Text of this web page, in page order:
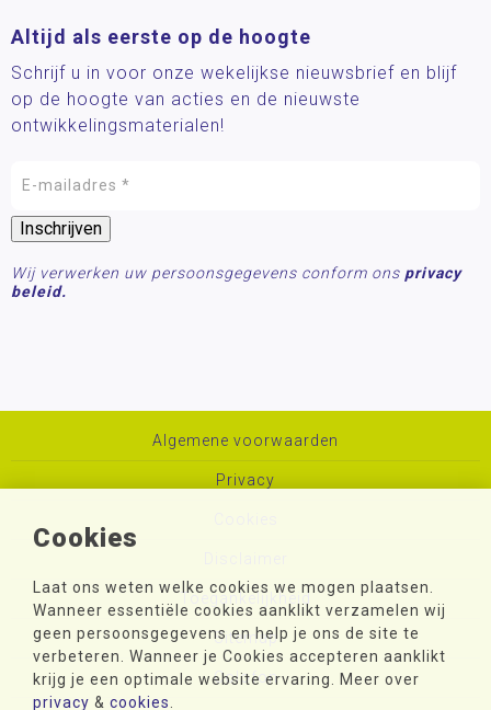
Cookies
Laat ons weten welke cookies we mogen plaatsen.
Wanneer essentiële cookies aanklikt verzamelen wij
geen persoonsgegevens en help je ons de site te
verbeteren. Wanneer je Cookies accepteren aanklikt
krijg je een optimale website ervaring. Meer over
privacy & cookies
Altijd als eerste op de hoogte
Schrijf u in voor onze wekelijkse nieuwsbrief en blijf
op de hoogte van acties en de nieuwste
ontwikkelingsmaterialen!
Wij verwerken uw persoonsgegevens conform ons privacy
beleid.
Algemene voorwaarden
Privacy
Toegankelijkheid
Sitemap
Colofon